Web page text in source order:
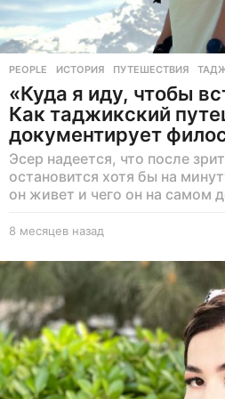
PEOPLE ИСТОРИЯ ,ПУТЕШЕСТВИЯ ,
«Куда я иду, чтобы
Как таджикский
документирует
Эсер надеется, что после
остановится хотя бы на
он живет и чего он на самом
8 месяцев назад
е
я
ц
е
в
н
а